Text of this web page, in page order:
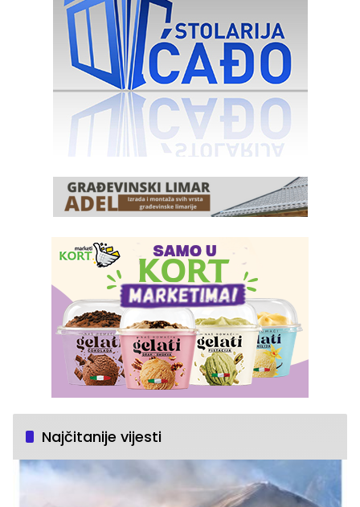
Najčitanije vijesti